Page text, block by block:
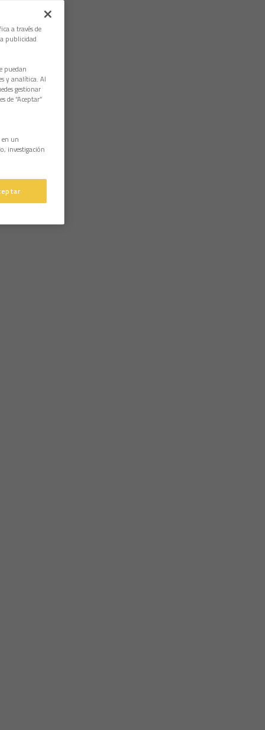
a través de
publicidad
puedan
y analítica. Al
gestionar
de “Aceptar”
un
investigación